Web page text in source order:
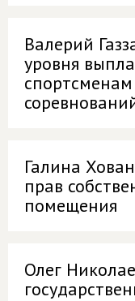
Валерий
уровня
Галина
прав
помещения
Олег